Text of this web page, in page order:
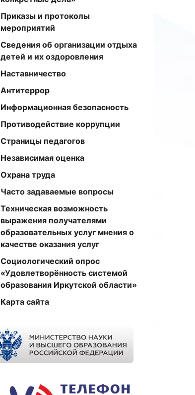
Приказы и протоколы
мероприятий
Сведения об организации отдыха
детей и их оздоровления
Наставничество
Антитеррор
Информационная безопасность
Противодействие коррупции
Страницы педагогов
Независимая оценка
Охрана труда
Часто задаваемые вопросы
Техническая возможность
выражения получателями
образовательных услуг мнения о
качестве оказания услуг
Социологический опрос
«Удовлетворённость системой
образования Иркутской области»
Карта сайта